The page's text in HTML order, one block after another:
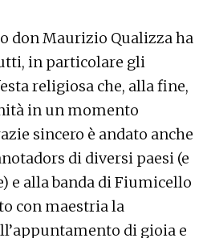
don Maurizio Qualizza ha
in particolare gli
religiosa che, alla fine,
in un momento
sincero è andato anche
di diversi paesi (e
e alla banda di Fiumicello
con maestria la
di gioia e